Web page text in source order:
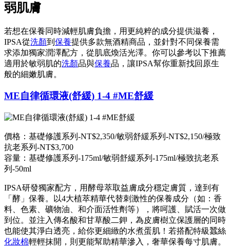
弱肌膚
若想在保養同時減輕肌膚負擔，用更純粹的成分提供滋養，
IPSA從洗顏到 保養提供多款無酒精商品，並針對不同保養需
求添加獨家潤澤配方，從肌底煥活光澤。你可以參考以下推薦
適用於敏弱肌的洗顏品與保養品，讓IPSA幫你重新找回原生
般的細嫩肌膚。
ME自律循環液(舒緩) 1-4 #ME舒緩
價格：基礎修護系列-NT$2,350/敏弱舒緩系列-NT$2,150/極致
抗老系列-NT$3,700
容量：基礎修護系列-175ml/敏弱舒緩系列-175ml/極致抗老系
列-50ml
IPSA研發獨家配方，用酵母萃取益膚成分穩定膚質，達到有
「酵」保養。以4大植萃精華代替刺激性的保養成分（如：香
料、色素、礦物油、和介面活性劑等），將呵護、賦活一次做
到位。並注入傳名酸和甘草酸二鉀，為皮膚樹立保護層的同時
也能使其淨白透亮，給你更細緻的水煮蛋肌！若搭配特級蠶絲
化妝棉輕輕抹開，則更能幫助精華滲入，奢華保養每寸肌膚。